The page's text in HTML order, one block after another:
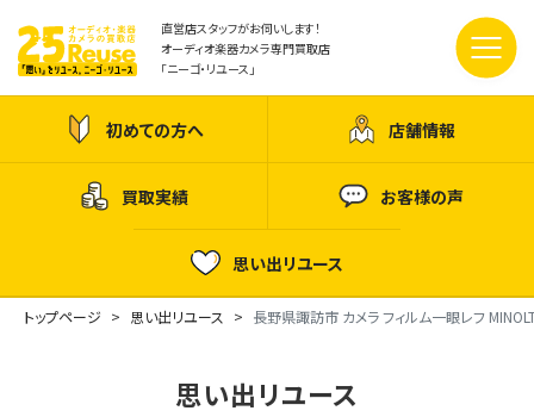
直営店スタッフがお伺いします！
オーディオ楽器カメラ専門買取店
「ニーゴ・リユース」
初めての方へ 店舗情報
買取実績 お客様の声
思い出リユース
トップページ 思い出リユース 長野県諏訪市 カメラ フィルム一眼レフ
思い出リユース